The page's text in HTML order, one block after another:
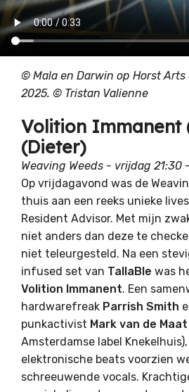
© Mala en Darwin op Horst Arts
2025. © Tristan Valienne
Volition Immanent
(Dieter)
Weaving Weeds - vrijdag 21:30
Op vrijdagavond was de
thuis aan een reeks unieke
Resident Advisor. Met mijn
niet anders dan deze te
niet teleurgesteld. Na een
infused set van TallaBle was
Volition Immanent. Een
hardwarefreak Parrish Smith
punkactivist Mark van de Maat
Amsterdamse label
elektronische beats voorzien
schreeuwende vocals.